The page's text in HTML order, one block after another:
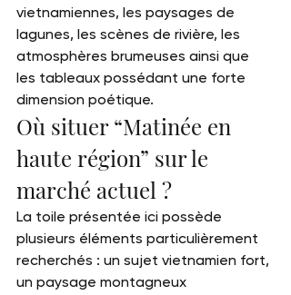
vietnamiennes, les paysages de
lagunes, les scènes de rivière, les
atmosphères brumeuses ainsi que
les tableaux possédant une forte
dimension poétique.
Où situer “Matinée en
haute région” sur le
marché actuel ?
La toile présentée ici possède
plusieurs éléments particulièrement
recherchés : un sujet vietnamien fort,
un paysage montagneux